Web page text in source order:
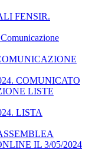
FENSIR.
COMUNICATO
LISTE
LISTA
IL 3/05/2024